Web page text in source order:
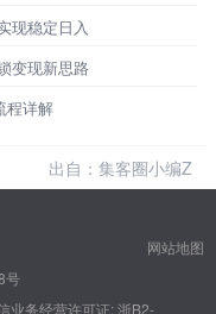
现稳定日入
变现新思路
程详解
出自：集客圈小编Z
网站地图
号
业务经营许可证: 浙B2-